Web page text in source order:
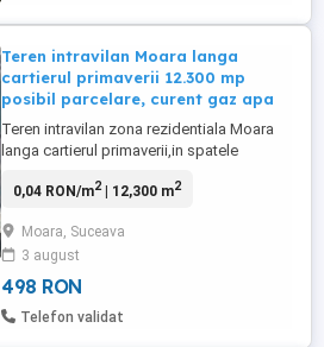
Teren intravilan Moara langa
cartierul primaverii 12.300 mp
posibil parcelare, curent gaz apa
Teren intravilan zona rezidentiala Moara
langa cartierul primaverii,in spatele
9500euro ar deschidere 54+26m la drum
exelenta zi vedere catre
munti.Utilitati:curent, existent, gaz,apa. In
functie de cerere si de numarul de doritori
0,04 RON/m2| 12,300 m2
Moara, Suceava
3 august
498 RON
Telefon validat